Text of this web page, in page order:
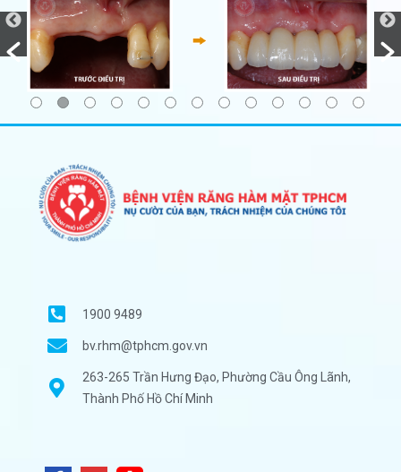
1900 9489
bv.rhm@tphcm.gov.vn
263-265 Trần Hưng Đạo, Phường Cầu Ông Lãnh,
Thành Phố Hồ Chí Minh